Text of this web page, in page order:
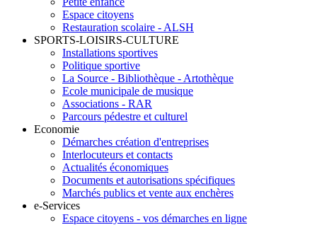
Espace citoyens
Restauration scolaire - ALSH
SPORTS-LOISIRS-CULTURE
Installations sportives
Politique sportive
La Source - Bibliothèque - Artothèque
Ecole municipale de musique
Associations - RAR
Parcours pédestre et culturel
Economie
Démarches création d'entreprises
Interlocuteurs et contacts
Actualités économiques
Documents et autorisations spécifiques
Marchés publics et vente aux enchères
e-Services
Espace citoyens - vos démarches en ligne